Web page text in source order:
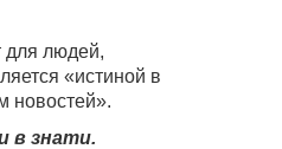
для людей,
«истиной в
новостей».
в знати.